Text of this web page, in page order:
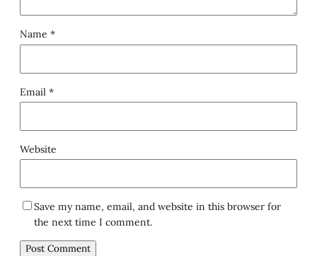
Name *
Email *
Website
Save my name, email, and website in this browser for
the next time I comment.